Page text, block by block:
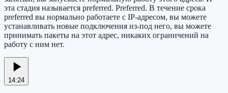
эта стадия называется preferred. Preferred. В течение срока
preferred вы нормально работаете с IP-адресом, вы можете
устанавливать новые подключения из-под него, вы можете
принимать пакеты на этот адрес, никаких ограничений на
работу с ним нет.
14:24